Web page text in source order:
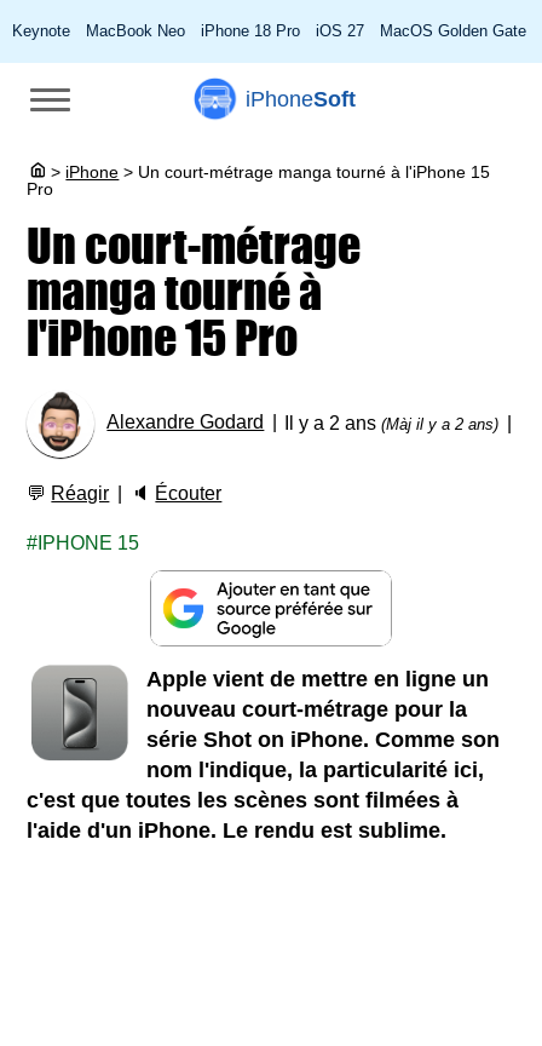
Keynote MacBook Neo iPhone 18 Pro iOS 27 MacOS Golden Gate
iPhoneSoft
> iPhone > Un court-métrage manga tourné à l'iPhone 15
Pro
Un court-métrage
manga tourné à
l'iPhone 15 Pro
Alexandre Godard Il y a 2 ans(Màj il y a 2 ans)
💬 Réagir 🔈 Écouter
IPHONE 15
Apple vient de mettre en ligne un
nouveau court-métrage pour la
série Shot on iPhone. Comme son
nom l'indique, la particularité ici,
c'est que toutes les scènes sont filmées à
l'aide d'un iPhone. Le rendu est sublime.